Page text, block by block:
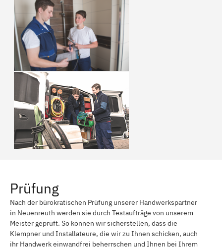
Prüfung
Nach der bürokratischen Prüfung unserer Handwerkspartner
in Neuenreuth werden sie durch Testaufträge von unserem
Meister geprüft. So können wir sicherstellen, dass die
Klempner und Installateure, die wir zu Ihnen schicken, auch
ihr Handwerk einwandfrei beherrschen und Ihnen bei Ihrem